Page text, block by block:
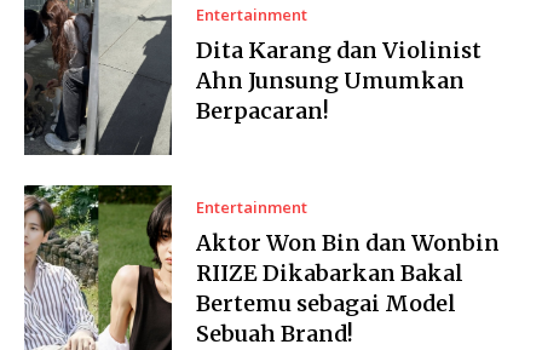
Entertainment
Dita Karang dan Violinist
Ahn Junsung Umumkan
Berpacaran!
Entertainment
Aktor Won Bin dan Wonbin
RIIZE Dikabarkan Bakal
Bertemu sebagai Model
Sebuah Brand!